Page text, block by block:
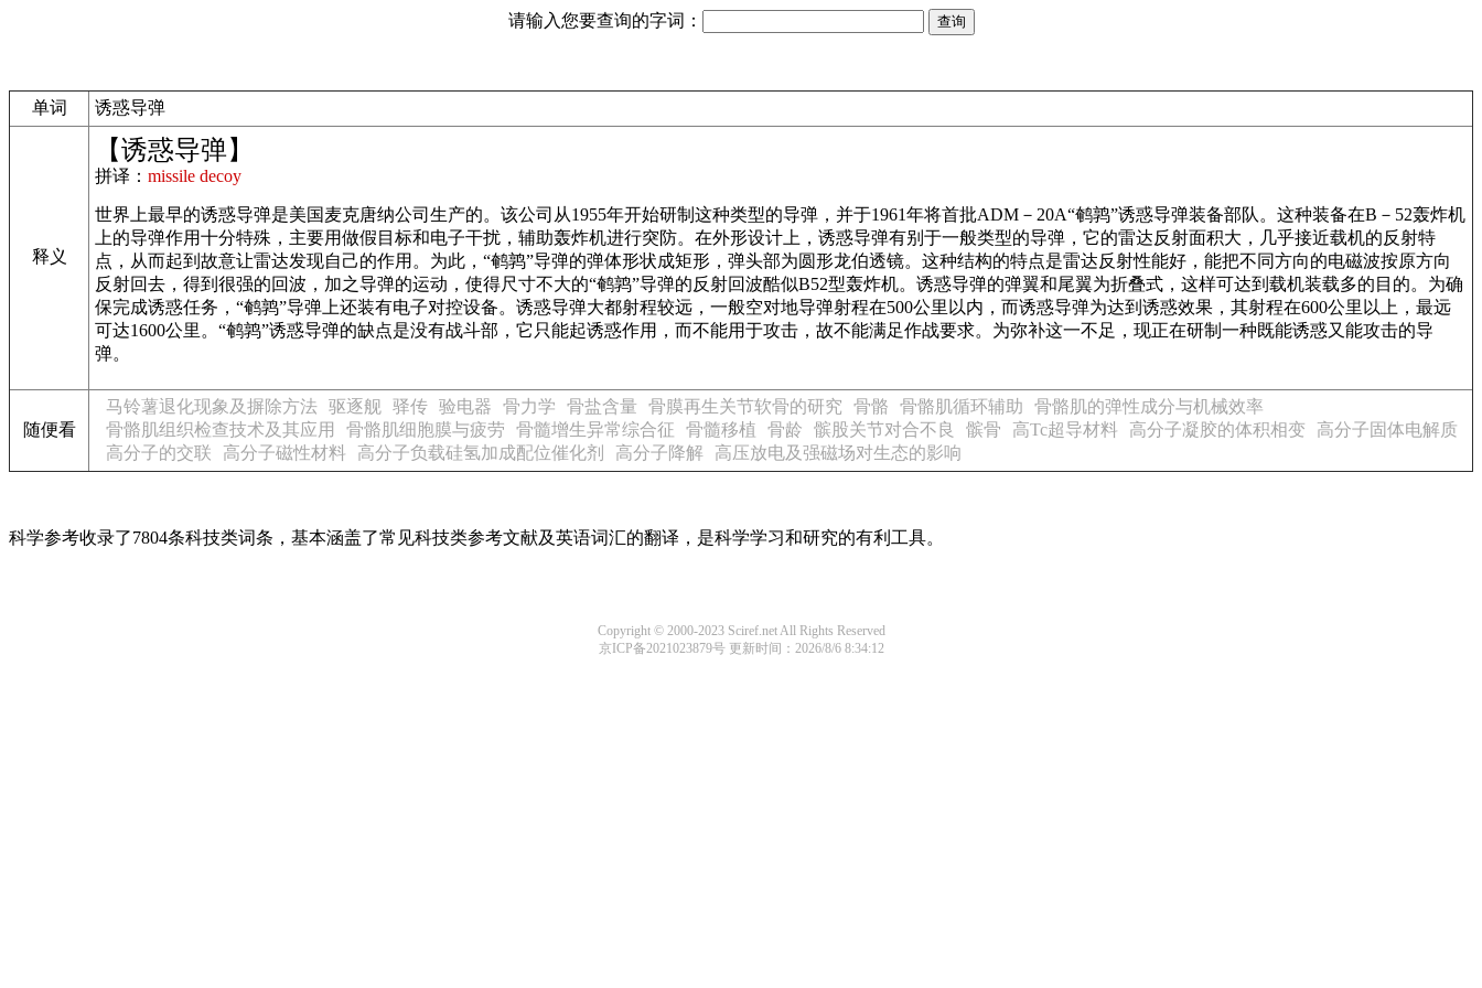
请输入您要查询的字词：
单词 诱惑导弹
释义
【诱惑导弹】
拼译： missile decoy
世界上最早的诱惑导弹是美国麦克唐纳公司生产的。该公司从1955年开始研制这种类型的导弹，并于1961年将首批ADM－20A“鹌鹑”诱惑导弹装备部队。这种装备在B－52轰炸机
上的导弹作用十分特殊，主要用做假目标和电子干扰，辅助轰炸机进行突防。在外形设计上，诱惑导弹有别于一般类型的导弹，它的雷达反射面积大，几乎接近载机的反射特
点，从而起到故意让雷达发现自己的作用。为此，“鹌鹑”导弹的弹体形状成矩形，弹头部为圆形龙伯透镜。这种结构的特点是雷达反射性能好，能把不同方向的电磁波按原方向
反射回去，得到很强的回波，加之导弹的运动，使得尺寸不大的“鹌鹑”导弹的反射回波酷似B52型轰炸机。诱惑导弹的弹翼和尾翼为折叠式，这样可达到载机装载多的目的。为确
保完成诱惑任务，“鹌鹑”导弹上还装有电子对控设备。诱惑导弹大都射程较远，一般空对地导弹射程在500公里以内，而诱惑导弹为达到诱惑效果，其射程在600公里以上，最远
可达1600公里。“鹌鹑”诱惑导弹的缺点是没有战斗部，它只能起诱惑作用，而不能用于攻击，故不能满足作战要求。为弥补这一不足，现正在研制一种既能诱惑又能攻击的导
弹。
随便看
马铃薯退化现象及摒除方法 驱逐舰 驿传 验电器 骨力学 骨盐含量 骨膜再生关节软骨的研究 骨骼 骨骼肌循环辅助
骨骼肌的弹性成分与机械效率
骨骼肌组织检查技术及其应用
骨骼肌细胞膜与疲劳 骨髓增生异常综合征 骨髓移植 骨龄 髌股关节对合不良 髌骨 高Tc超导材料 高分子凝胶的体积相变
高分子固体电解质
高分子的交联
高分子磁性材料 高分子负载硅氢加成配位催化剂 高分子降解 高压放电及强磁场对生态的影响
科学参考收录了7804条科技类词条，基本涵盖了常见科技类参考文献及英语词汇的翻译，是科学学习和研究的有利工具。
Copyright © 2000-2023 Sciref.net All Rights Reserved
京ICP备2021023879号更新时间：2026/8/6 8:34:12